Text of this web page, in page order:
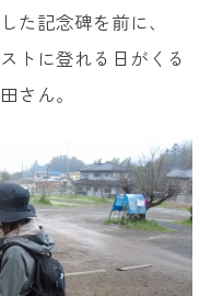
た記念碑を前に、
トに登れる日がくる
さん。